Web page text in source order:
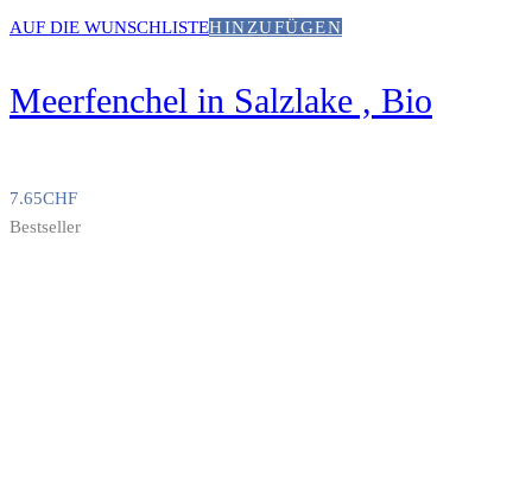
AUF DIE WUNSCHLISTEHINZUFÜGEN
Meerfenchel in Salzlake , Bio
7.65CHF
Bestseller